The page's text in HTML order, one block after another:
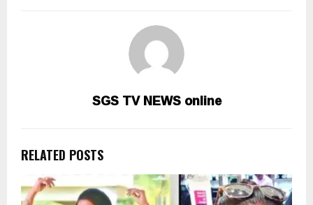
SGS TV NEWS online
RELATED POSTS